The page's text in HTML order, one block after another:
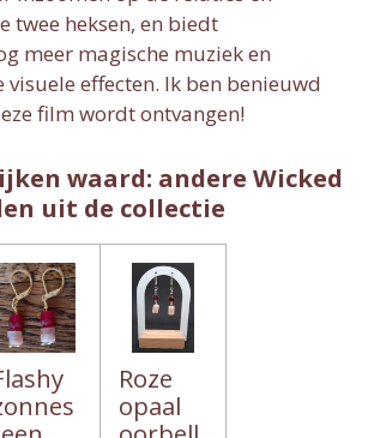
twee heksen, en biedt
meer magische muziek en
effecten. Ik ben benieuwd
film wordt ontvangen!
waard: andere Wicked
uit de collectie
Roze
opaal